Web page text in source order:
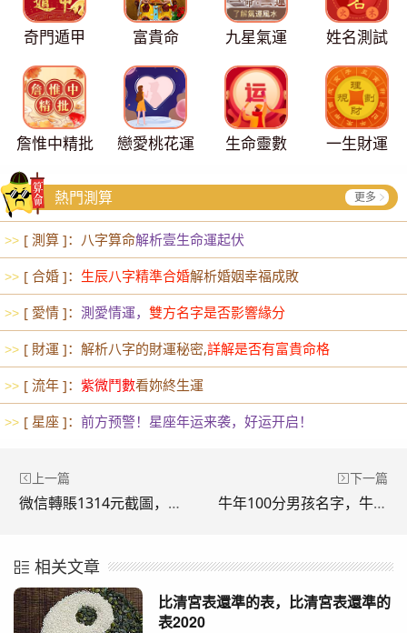
奇門遁甲 富貴命 九星氣運 姓名測試
詹惟中精批 戀愛桃花運 生命靈數 一生財運
熱門測算 更多
>> [ 測算 ]：八字算命解析壹生命運起伏
>> [ 合婚 ]： 生辰八字精準合婚解析婚姻幸福成敗
>> [ 愛情 ]： 測愛情運， 雙方名字是否影響緣分
>> [ 財運 ]：解析八字的財運秘密,詳解是否有富貴命格
>> [ 流年 ]： 紫微鬥數看妳終生運
>> [ 星座 ]： 前方预警！星座年运来袭，好运开启！
上一篇
微信轉賬1314元截圖，求一張微信零錢有100元的截圖 謝謝大家
下一篇
牛年100分男孩名字，牛年男寶寶取名字打分
相关文章
比清宮表還準的表，比清宮表還準的
表2020